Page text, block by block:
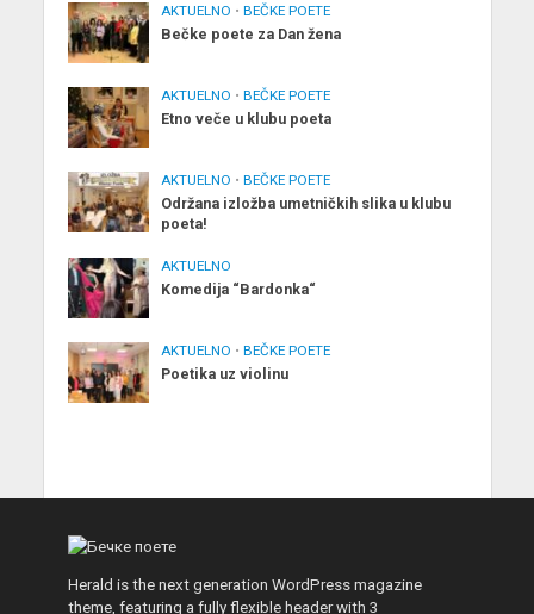
AKTUELNO • BEČKE POETE
Bečke poete za Dan žena
AKTUELNO • BEČKE POETE
Etno veče u klubu poeta
AKTUELNO • BEČKE POETE
Održana izložba umetničkih slika u klubu
poeta!
AKTUELNO
Komedija “Bardonka“
AKTUELNO • BEČKE POETE
Poetika uz violinu
Herald is the next generation WordPress magazine
theme, featuring a fully flexible header with 3